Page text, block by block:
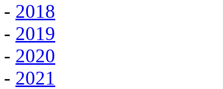
- 2018
- 2019
- 2020
- 2021